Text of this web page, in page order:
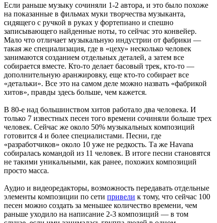
Если раньше музыку сочиняли 1-2 автора, и это было похоже
на показанные в фильмах муки творчества музыканта,
сидящего с ручкой в руках у фортепиано и спешно
записывающего найденные ноты, то сейчас это конвейер.
Мало что отличает музыкальную индустрии от фабрики —
такая же специализация, где в «цеху» несколько человек
занимаются созданием отдельных деталей, а затем все
собирается вместе. Кто-то делает басовый трек, кто-то —
дополнительную аранжировку, еще кто-то собирает все
«детальки». Все это на самом деле можно назвать «фабрикой
хитов», правды здесь больше, чем кажется.
В 80-е над большинством хитов работало два человека. И
только 7 известных песен того времени сочиняли больше трех
человек. Сейчас же около 50% музыкальных композиций
готовится 4 и более специалистами. Песни, где
«разработчиков» около 10 уже не редкость. Та же Havana
собиралась командой из 11 человек. В итоге песни становятся
не такими уникальными, как ранее, похожих композиций
просто масса.
Аудио и видеоредакторы, возможность передавать отдельные
элементы композиции по сети привели к тому, что сейчас 100
песен можно создать за меньшее количество времени, чем
раньше уходило на написание 2-3 композиций — в том